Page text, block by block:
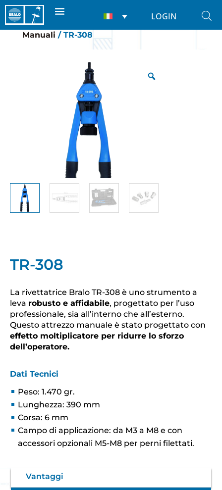
LOGIN
Home RIVETTATRICI/ Per inserti/
Manuali / TR-308
TR-308
La rivettatrice Bralo TR-308 è uno strumento a
leva robusto e affidabile, progettato per l’uso
professionale, sia all’interno che all’esterno.
Questo attrezzo manuale è stato progettato con
effetto moltiplicatore per ridurre lo sforzo
dell’operatore.
Dati Tecnici
Peso: 1.470 gr.
Lunghezza: 390 mm
Corsa: 6 mm
Campo di applicazione: da M3 a M8 e con
accessori opzionali M5-M8 per perni filettati.
Vantaggi